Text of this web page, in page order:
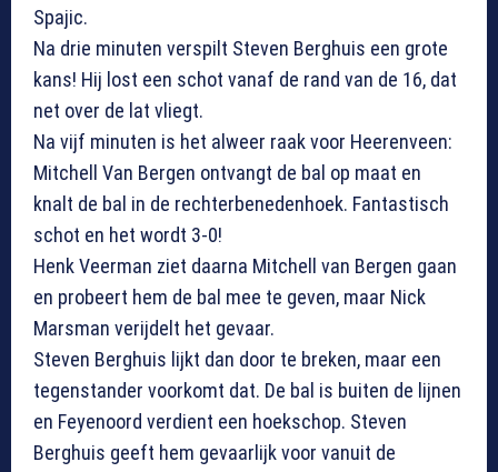
Spajic.
Na drie minuten verspilt Steven Berghuis een grote
kans! Hij lost een schot vanaf de rand van de 16, dat
net over de lat vliegt.
Na vijf minuten is het alweer raak voor Heerenveen:
Mitchell Van Bergen ontvangt de bal op maat en
knalt de bal in de rechterbenedenhoek. Fantastisch
schot en het wordt 3-0!
Henk Veerman ziet daarna Mitchell van Bergen gaan
en probeert hem de bal mee te geven, maar Nick
Marsman verijdelt het gevaar.
Steven Berghuis lijkt dan door te breken, maar een
tegenstander voorkomt dat. De bal is buiten de lijnen
en Feyenoord verdient een hoekschop. Steven
Berghuis geeft hem gevaarlijk voor vanuit de